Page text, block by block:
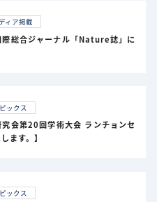
ィア掲載
際総合ジャーナル「Nature誌」に
ックス
究会第20回学術大会 ランチョンセ
ます。】
ックス